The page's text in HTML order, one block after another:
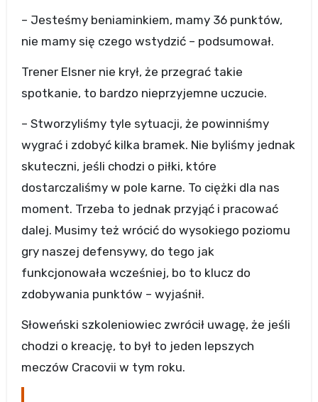
– Jesteśmy beniaminkiem, mamy 36 punktów,
nie mamy się czego wstydzić – podsumował.
Trener Elsner nie krył, że przegrać takie
spotkanie, to bardzo nieprzyjemne uczucie.
– Stworzyliśmy tyle sytuacji, że powinniśmy
wygrać i zdobyć kilka bramek. Nie byliśmy jednak
skuteczni, jeśli chodzi o piłki, które
dostarczaliśmy w pole karne. To ciężki dla nas
moment. Trzeba to jednak przyjąć i pracować
dalej. Musimy też wrócić do wysokiego poziomu
gry naszej defensywy, do tego jak
funkcjonowała wcześniej, bo to klucz do
zdobywania punktów – wyjaśnił.
Słoweński szkoleniowiec zwrócił uwagę, że jeśli
chodzi o kreację, to był to jeden lepszych
meczów Cracovii w tym roku.